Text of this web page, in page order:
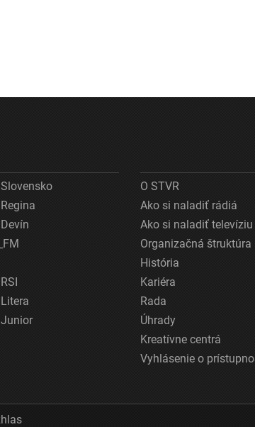
O STVR
Ako si naladiť rádiá
Ako si naladiť televíziu
Organizačná štruktúra
História
Kariéra
Rada
Úhrady
Kreatívne centrá
Vyhlásenie o